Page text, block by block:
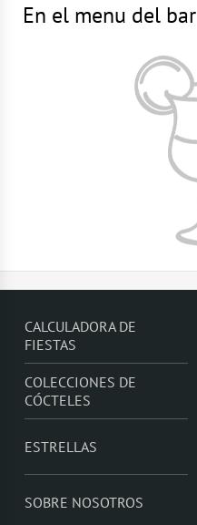
En el menu del bar
CALCULADORA DE
FIESTAS
COLECCIONES DE
CÓCTELES
ESTRELLAS
SOBRE NOSOTROS